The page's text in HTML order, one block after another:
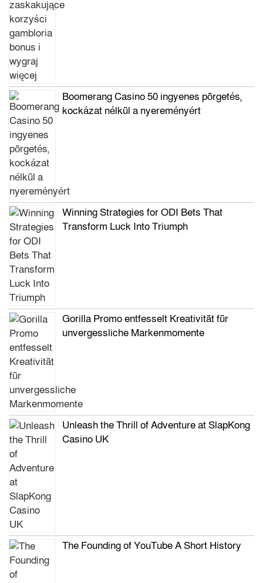
Boomerang Casino 50 ingyenes pörgetés,
kockázat nélkül a nyereményért
Winning Strategies for ODI Bets That
Transform Luck Into Triumph
Gorilla Promo entfesselt Kreativität für
unvergessliche Markenmomente
Unleash the Thrill of Adventure at SlapKong
Casino UK
The Founding of YouTube A Short History